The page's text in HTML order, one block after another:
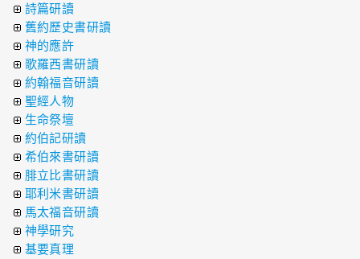
詩篇研讀
舊約歷史書研讀
神的應許
歌羅西書研讀
約翰福音研讀
聖經人物
生命祭壇
約伯記研讀
希伯來書研讀
腓立比書研讀
耶利米書研讀
馬太福音研讀
神學研究
基要真理